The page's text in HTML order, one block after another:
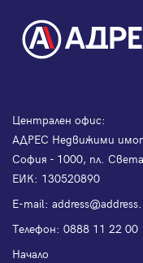
Централен офис:
АДРЕС Недвижими
София - 1000, пл.
ЕИК: 130520890
Е-mail:
Телефон: 0888 11 22 00
Начало